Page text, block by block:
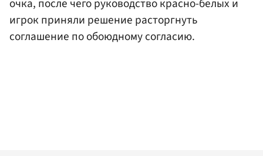
очка, после чего руководство красно-белых и
игрок приняли решение расторгнуть
соглашение по обоюдному согласию.